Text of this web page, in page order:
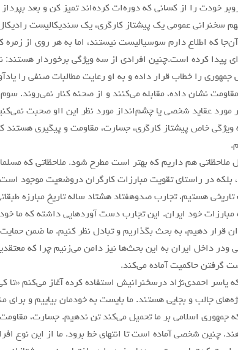
خودت را از کسانی که دوره‌ات کرده‌اند تمیز کن و بعد
سخنرانی عمومی یک پیشتاز کارگری، یک سندیکالیست
که اطلاع دارم سوسیالیست نیستند، اما به هر روی از
پیدا کرده است.چنین افرادی از سه ویژگی برخوردار
را خطاب قرار داده و به او رعایت مطالبات صنفی را
نشان داده، مقابله می‌کنند و از صحنه کنار نمی‌روند.
مورد عقاید شخصی یا چشم‌انداز مورد نظر این ااو صحبت
خاص پیشتاز کارگری، جسارت، مقاومت و پیگیری هستند
ملاحظاتی هم داریم که بهتر است مطرح شود. ملاحظاتی که
بلکه در راستای تقویت مبارزات کارگران دروضعیت موجود
هستیم، تجارب صدوهفتاد هشتاد ساله تاریخ مبارزه
مبارزات خود ایران. این تجارب دست آوردهایی داشته که ما
قرار دهیم، به بحث بگذاریم و تبادل نظر کنیم. ما ضمن
ودر داخل ایران به این بحث‌ها نیز دامن می‌زنیم چرا که
گرفتن حاکمیت آماده می‌کند.
یاسر احمدی‌نژاد درسخنرانیش استفاده کرده آغاز می‌کنم «تا
جالب و بجایی هستند. ما بایست به خودمان بیاییم و برای
جمهوری اسلامی بر ما تحمیل می‌کند تن ندهیم. جسارت،
چنین شخصی آماده است تا انتهای خط برود. ما از این نوع